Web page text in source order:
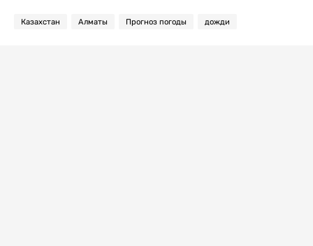
Казахстан Алматы Прогноз погоды дожди